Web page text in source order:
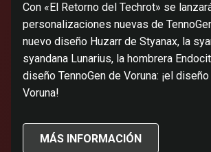
Con «El Retorno del Techrot» se
personalizaciones nuevas de
nuevo diseño Huzarr de Styanax, la
syandana Lunarius, la hombrera
diseño TennoGen de Voruna: ¡el
Voruna!
MÁS INFORMACIÓN